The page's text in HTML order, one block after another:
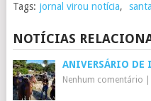
Tags: jornal virou notícia,
NOTÍCIAS
ANIVERSÁRIO DE
Nenhum comentário